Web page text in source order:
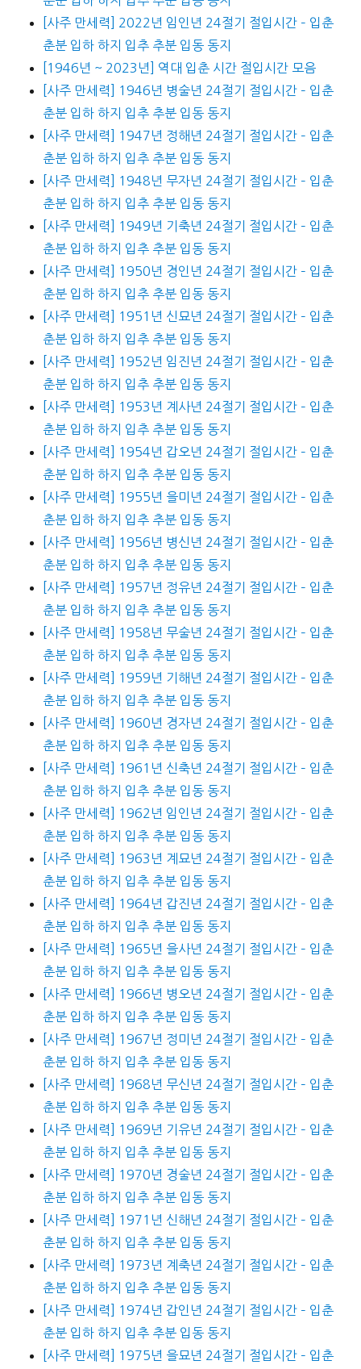
[사주 만세력] 2022년 임인년 24절기 절입시간 – 입춘
춘분 입하 하지 입추 추분 입동 동지
[1946년 ~ 2023년] 역대 입춘 시간 절입시간 모음
[사주 만세력] 1946년 병술년 24절기 절입시간 – 입춘
춘분 입하 하지 입추 추분 입동 동지
[사주 만세력] 1947년 정해년 24절기 절입시간 – 입춘
춘분 입하 하지 입추 추분 입동 동지
[사주 만세력] 1948년 무자년 24절기 절입시간 – 입춘
춘분 입하 하지 입추 추분 입동 동지
[사주 만세력] 1949년 기축년 24절기 절입시간 – 입춘
춘분 입하 하지 입추 추분 입동 동지
[사주 만세력] 1950년 경인년 24절기 절입시간 – 입춘
춘분 입하 하지 입추 추분 입동 동지
[사주 만세력] 1951년 신묘년 24절기 절입시간 – 입춘
춘분 입하 하지 입추 추분 입동 동지
[사주 만세력] 1952년 임진년 24절기 절입시간 – 입춘
춘분 입하 하지 입추 추분 입동 동지
[사주 만세력] 1953년 계사년 24절기 절입시간 – 입춘
춘분 입하 하지 입추 추분 입동 동지
[사주 만세력] 1954년 갑오년 24절기 절입시간 – 입춘
춘분 입하 하지 입추 추분 입동 동지
[사주 만세력] 1955년 을미년 24절기 절입시간 – 입춘
춘분 입하 하지 입추 추분 입동 동지
[사주 만세력] 1956년 병신년 24절기 절입시간 – 입춘
춘분 입하 하지 입추 추분 입동 동지
[사주 만세력] 1957년 정유년 24절기 절입시간 – 입춘
춘분 입하 하지 입추 추분 입동 동지
[사주 만세력] 1958년 무술년 24절기 절입시간 – 입춘
춘분 입하 하지 입추 추분 입동 동지
[사주 만세력] 1959년 기해년 24절기 절입시간 – 입춘
춘분 입하 하지 입추 추분 입동 동지
[사주 만세력] 1960년 경자년 24절기 절입시간 – 입춘
춘분 입하 하지 입추 추분 입동 동지
[사주 만세력] 1961년 신축년 24절기 절입시간 – 입춘
춘분 입하 하지 입추 추분 입동 동지
[사주 만세력] 1962년 임인년 24절기 절입시간 – 입춘
춘분 입하 하지 입추 추분 입동 동지
[사주 만세력] 1963년 계묘년 24절기 절입시간 – 입춘
춘분 입하 하지 입추 추분 입동 동지
[사주 만세력] 1964년 갑진년 24절기 절입시간 – 입춘
춘분 입하 하지 입추 추분 입동 동지
[사주 만세력] 1965년 을사년 24절기 절입시간 – 입춘
춘분 입하 하지 입추 추분 입동 동지
[사주 만세력] 1966년 병오년 24절기 절입시간 – 입춘
춘분 입하 하지 입추 추분 입동 동지
[사주 만세력] 1967년 정미년 24절기 절입시간 – 입춘
춘분 입하 하지 입추 추분 입동 동지
[사주 만세력] 1968년 무신년 24절기 절입시간 – 입춘
춘분 입하 하지 입추 추분 입동 동지
[사주 만세력] 1969년 기유년 24절기 절입시간 – 입춘
춘분 입하 하지 입추 추분 입동 동지
[사주 만세력] 1970년 경술년 24절기 절입시간 – 입춘
춘분 입하 하지 입추 추분 입동 동지
[사주 만세력] 1971년 신해년 24절기 절입시간 – 입춘
춘분 입하 하지 입추 추분 입동 동지
[사주 만세력] 1973년 계축년 24절기 절입시간 – 입춘
춘분 입하 하지 입추 추분 입동 동지
[사주 만세력] 1974년 갑인년 24절기 절입시간 – 입춘
춘분 입하 하지 입추 추분 입동 동지
[사주 만세력] 1975년 을묘년 24절기 절입시간 – 입춘